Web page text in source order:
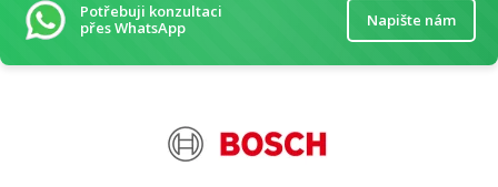
Potřebuji konzultaci
přes WhatsApp
Napište nám